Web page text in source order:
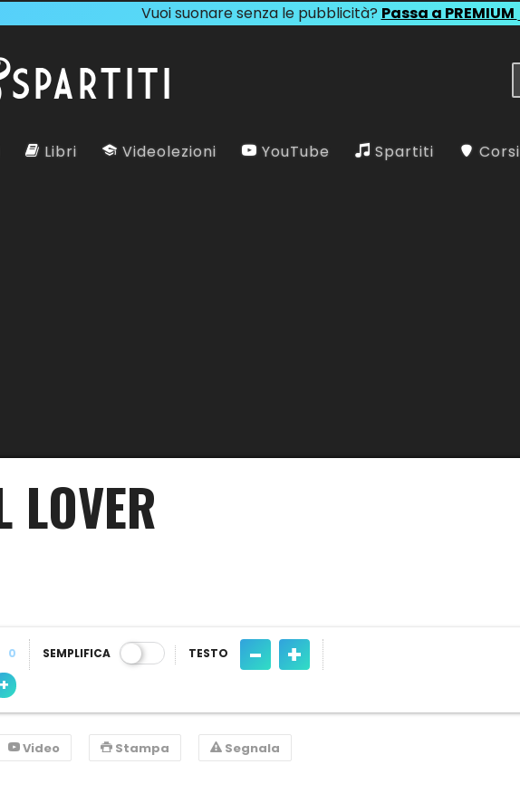
Vuoi suonare senza le pubblicità? Passa a PREMIUM
Libri Videolezioni YouTube Spartiti Corsi
LOVER
0 SEMPLIFICA TESTO - +
+
Video Stampa Segnala